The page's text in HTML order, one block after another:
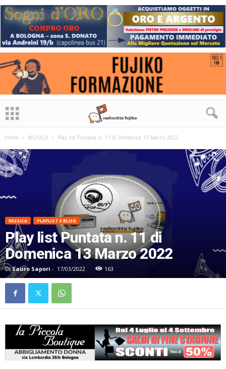
Home MUSICA Play list Puntata n. 11 di Domenica 13 Marzo 2022
MUSICA PLAYLIST E BLOG
Play list Puntata n. 11 di
Domenica 13 Marzo 2022
Di Sauro Sapori - 17/03/2022 163